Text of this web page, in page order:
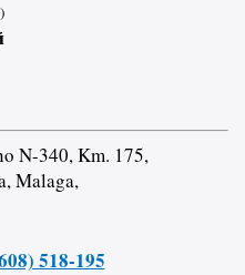
N-340, Km. 175,
Malaga,
518-195